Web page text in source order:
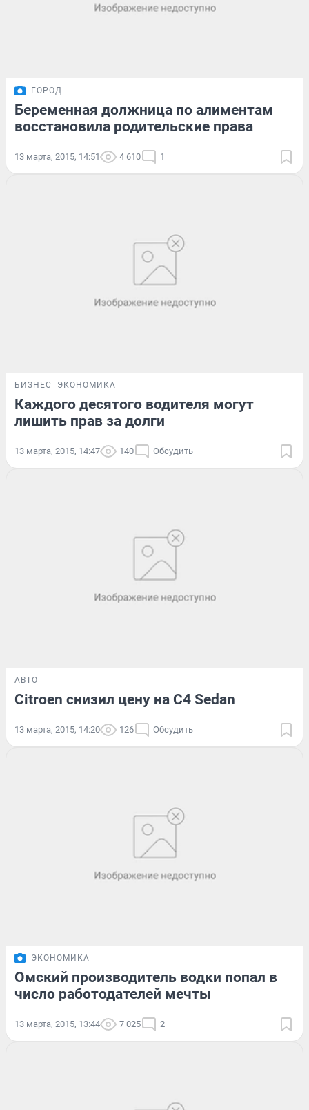
ГОРОД
Беременная должница по алиментам
восстановила родительские права
13 марта, 2015, 14:51 4 610 1
БИЗНЕС ЭКОНОМИКА
Каждого десятого водителя могут
лишить прав за долги
13 марта, 2015, 14:47 140 Обсудить
АВТО
Citroen снизил цену на C4 Sedan
13 марта, 2015, 14:20 126 Обсудить
ЭКОНОМИКА
Омский производитель водки попал в
число работодателей мечты
13 марта, 2015, 13:44 7 025 2